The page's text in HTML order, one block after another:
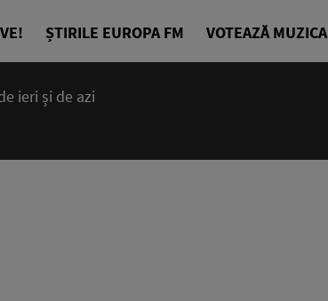
ȘTIRILE EUROPA FM VOTEAZĂ MUZICA
ieri și de azi